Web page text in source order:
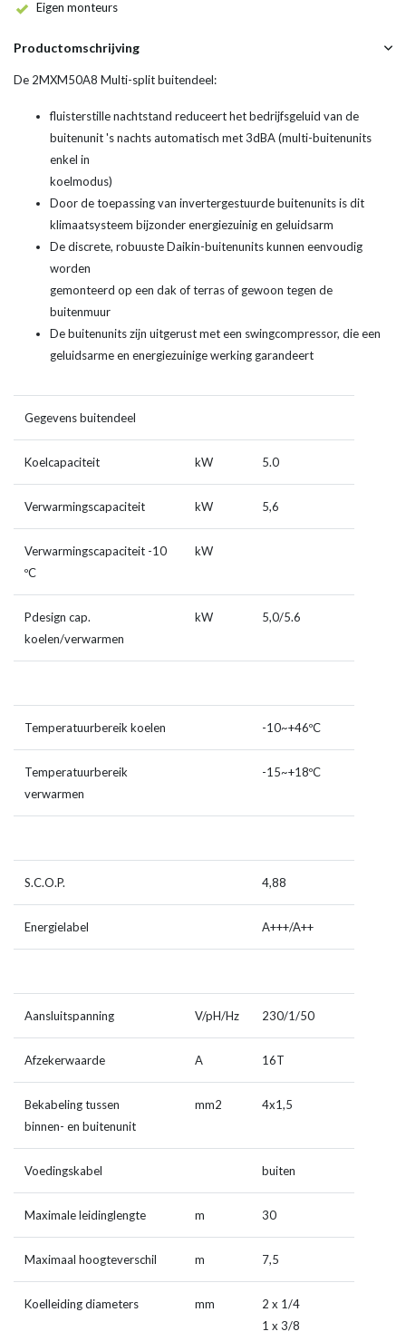
Eigen monteurs
Productomschrijving
De 2MXM50A8 Multi-split buitendeel:
fluisterstille nachtstand reduceert het bedrijfsgeluid van de
buitenunit 's nachts automatisch met 3dBA (multi-buitenunits
enkel in
koelmodus)
Door de toepassing van invertergestuurde buitenunits is dit
klimaatsysteem bijzonder energiezuinig en geluidsarm
De discrete, robuuste Daikin-buitenunits kunnen eenvoudig
worden
gemonteerd op een dak of terras of gewoon tegen de
buitenmuur
De buitenunits zijn uitgerust met een swingcompressor, die een
geluidsarme en energiezuinige werking garandeert
Gegevens buitendeel
Koelcapaciteit kW 5.0
Verwarmingscapaciteit kW 5,6
Verwarmingscapaciteit -10
ºC
kW
Pdesign cap.
koelen/verwarmen
kW 5,0/5.6
Temperatuurbereik koelen -10~+46ºC
Temperatuurbereik
verwarmen
-15~+18ºC
S.C.O.P. 4,88
Energielabel A+++/A++
Aansluitspanning V/pH/Hz 230/1/50
Afzekerwaarde A 16T
Bekabeling tussen
binnen- en buitenunit
mm2 4x1,5
Voedingskabel buiten
Maximale leidinglengte m 30
Maximaal hoogteverschil m 7,5
Koelleiding diameters mm
2 x 1/4
1 x 3/8